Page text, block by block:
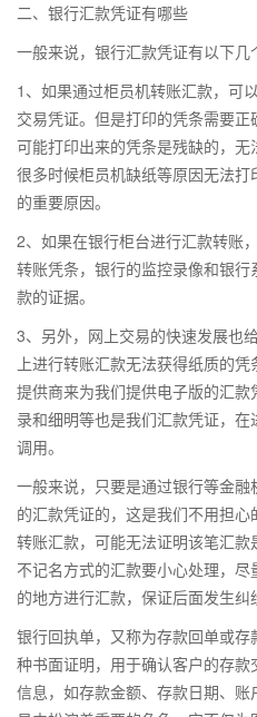
二、银行汇款凭证有哪些
一般来说，银行汇款凭证有以下几
1、如果通过柜员机转账汇款，可
交易凭证。但是打印的凭条需要
可能打印出来的凭条是残缺的，
很多时候柜员机缺纸等原因无法
的重要原因。
2、如果在银行柜台进行汇款转账
转账凭条，银行的监控录像和银
款的证据。
3、另外，网上交易的快速发展也
上进行转账汇款无法获得纸质的
提供商来为我们提供电子版的汇
录和细明等也是我们汇款凭证，
调用。
一般来说，只要是通过银行等金
的汇款凭证的，这是我们不用担
转账汇款，可能无法证明该笔汇
不记名方式的汇款要小心处理，
的地方进行汇款，保证后面发生纠
银行回执单，又称为存款回单或
种书面证明，用于确认客户的存
信息，如存款金额、存款日期、